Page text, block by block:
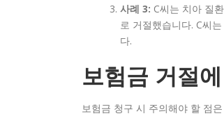
사례 3: C씨는 치아 질
로 거절했습니다. C씨
다.
보험금 거절
보험금 청구 시 주의해야 할 점